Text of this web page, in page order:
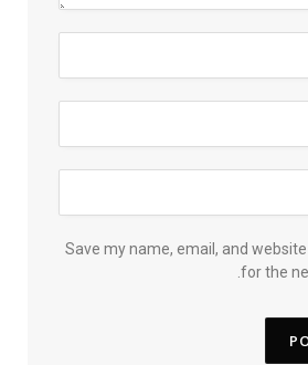
Save my name, email, and
for the